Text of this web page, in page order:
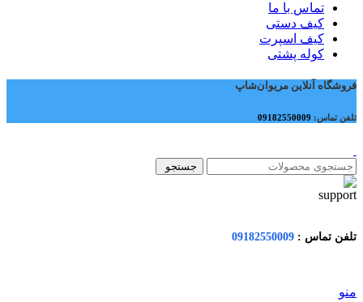
تماس با ما
کیف دستی
کیف اسپرت
کوله پشتی
فروشگاه آنلاین مریوان‌شاپ
تلفن تماس:
جستجو
تلفن تماس : 09182550009
منو